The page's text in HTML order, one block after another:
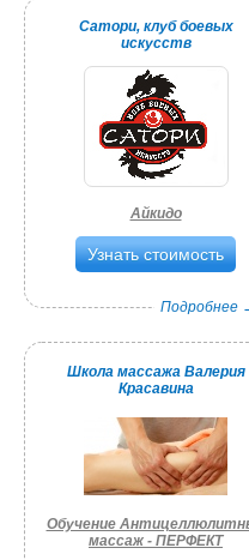
Сатори, клуб боевых
искусств
Айкидо
Узнать стоимость
Подробнее
Школа массажа Валерия
Красавина
Обучение
массаж - ПЕРФЕКТ